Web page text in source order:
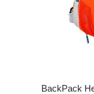
BackPack